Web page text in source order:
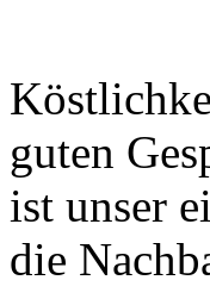
guten
ist unser
die